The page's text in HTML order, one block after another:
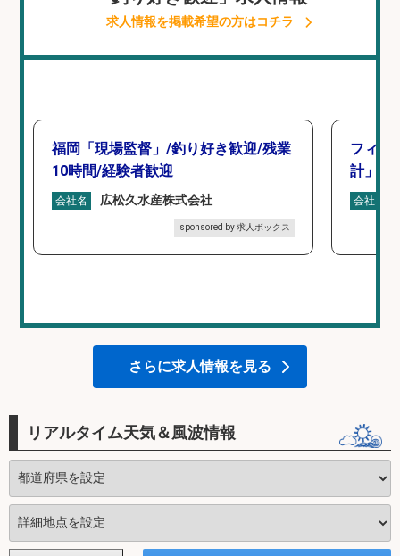
求人情報を掲載希望の方はコチラ
福岡「現場監督」/釣り好き歓迎/残業
10時間/経験者歓迎
会社名 広松久水産株式会社
sponsored by 求人ボックス
フィッ
計」
会社名
さらに求人情報を見る
リアルタイム天気＆風波情報